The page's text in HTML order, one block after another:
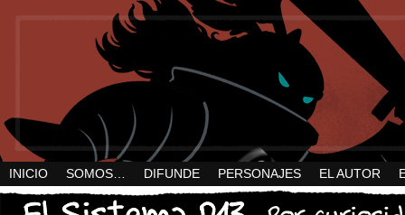
INICIO SOMOS… DIFUNDE PERSONAJES EL AUTOR